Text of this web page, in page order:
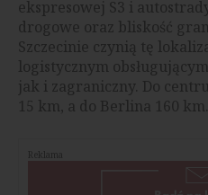
ekspresowej S3 i
drogowe oraz bliskość
Szczecinie czynią tę
logistycznym
jak i zagraniczny. Do
15 km, a do Berlina 160 km.
Reklama